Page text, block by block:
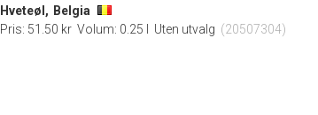
Hveteøl, Belgia
Pris: 51.50 kr Volum: 0.25 l Uten utvalg (20507304)